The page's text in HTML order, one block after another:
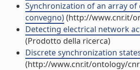
Synchronization of an array
convegno)(http://www.cnr.it/
Detecting electrical network
(Prodotto della ricerca)
Discrete synchronization
(http://www.cnr.it/ontology/